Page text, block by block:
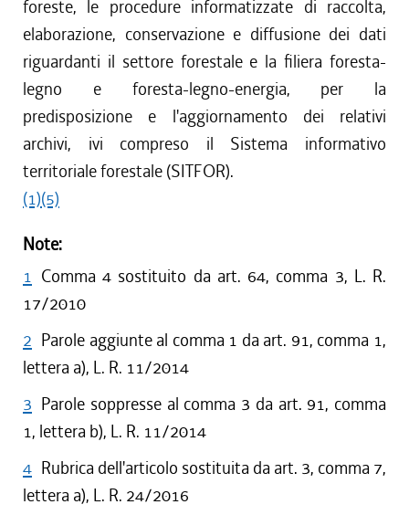
foreste, le procedure informatizzate di raccolta,
elaborazione, conservazione e diffusione dei dati
riguardanti il settore forestale e la filiera foresta-
legno e foresta-legno-energia, per la
predisposizione e l'aggiornamento dei relativi
archivi, ivi compreso il Sistema informativo
territoriale forestale (SITFOR).
(1)(5)
Note:
1 Comma 4 sostituito da art. 64, comma 3, L. R.
17/2010
2 Parole aggiunte al comma 1 da art. 91, comma 1,
lettera a), L. R. 11/2014
3 Parole soppresse al comma 3 da art. 91, comma
1, lettera b), L. R. 11/2014
4 Rubrica dell'articolo sostituita da art. 3, comma 7,
lettera a), L. R. 24/2016